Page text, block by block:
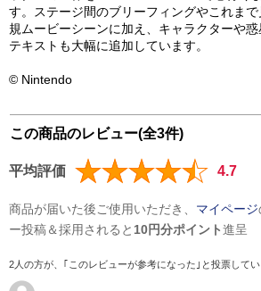
す。ステージ間のブリーフィングやこれま
規ムービーシーンに加え、キャラクターや
テキストも大幅に追加しています。
© Nintendo
この商品のレビュー(全3件)
平均評価 4.7
商品が届いた後ご使用いただき、 マイページ
ー投稿＆採用されると 10円分ポイント進呈
2人の方が、｢このレビューが参考になった｣と投票してい